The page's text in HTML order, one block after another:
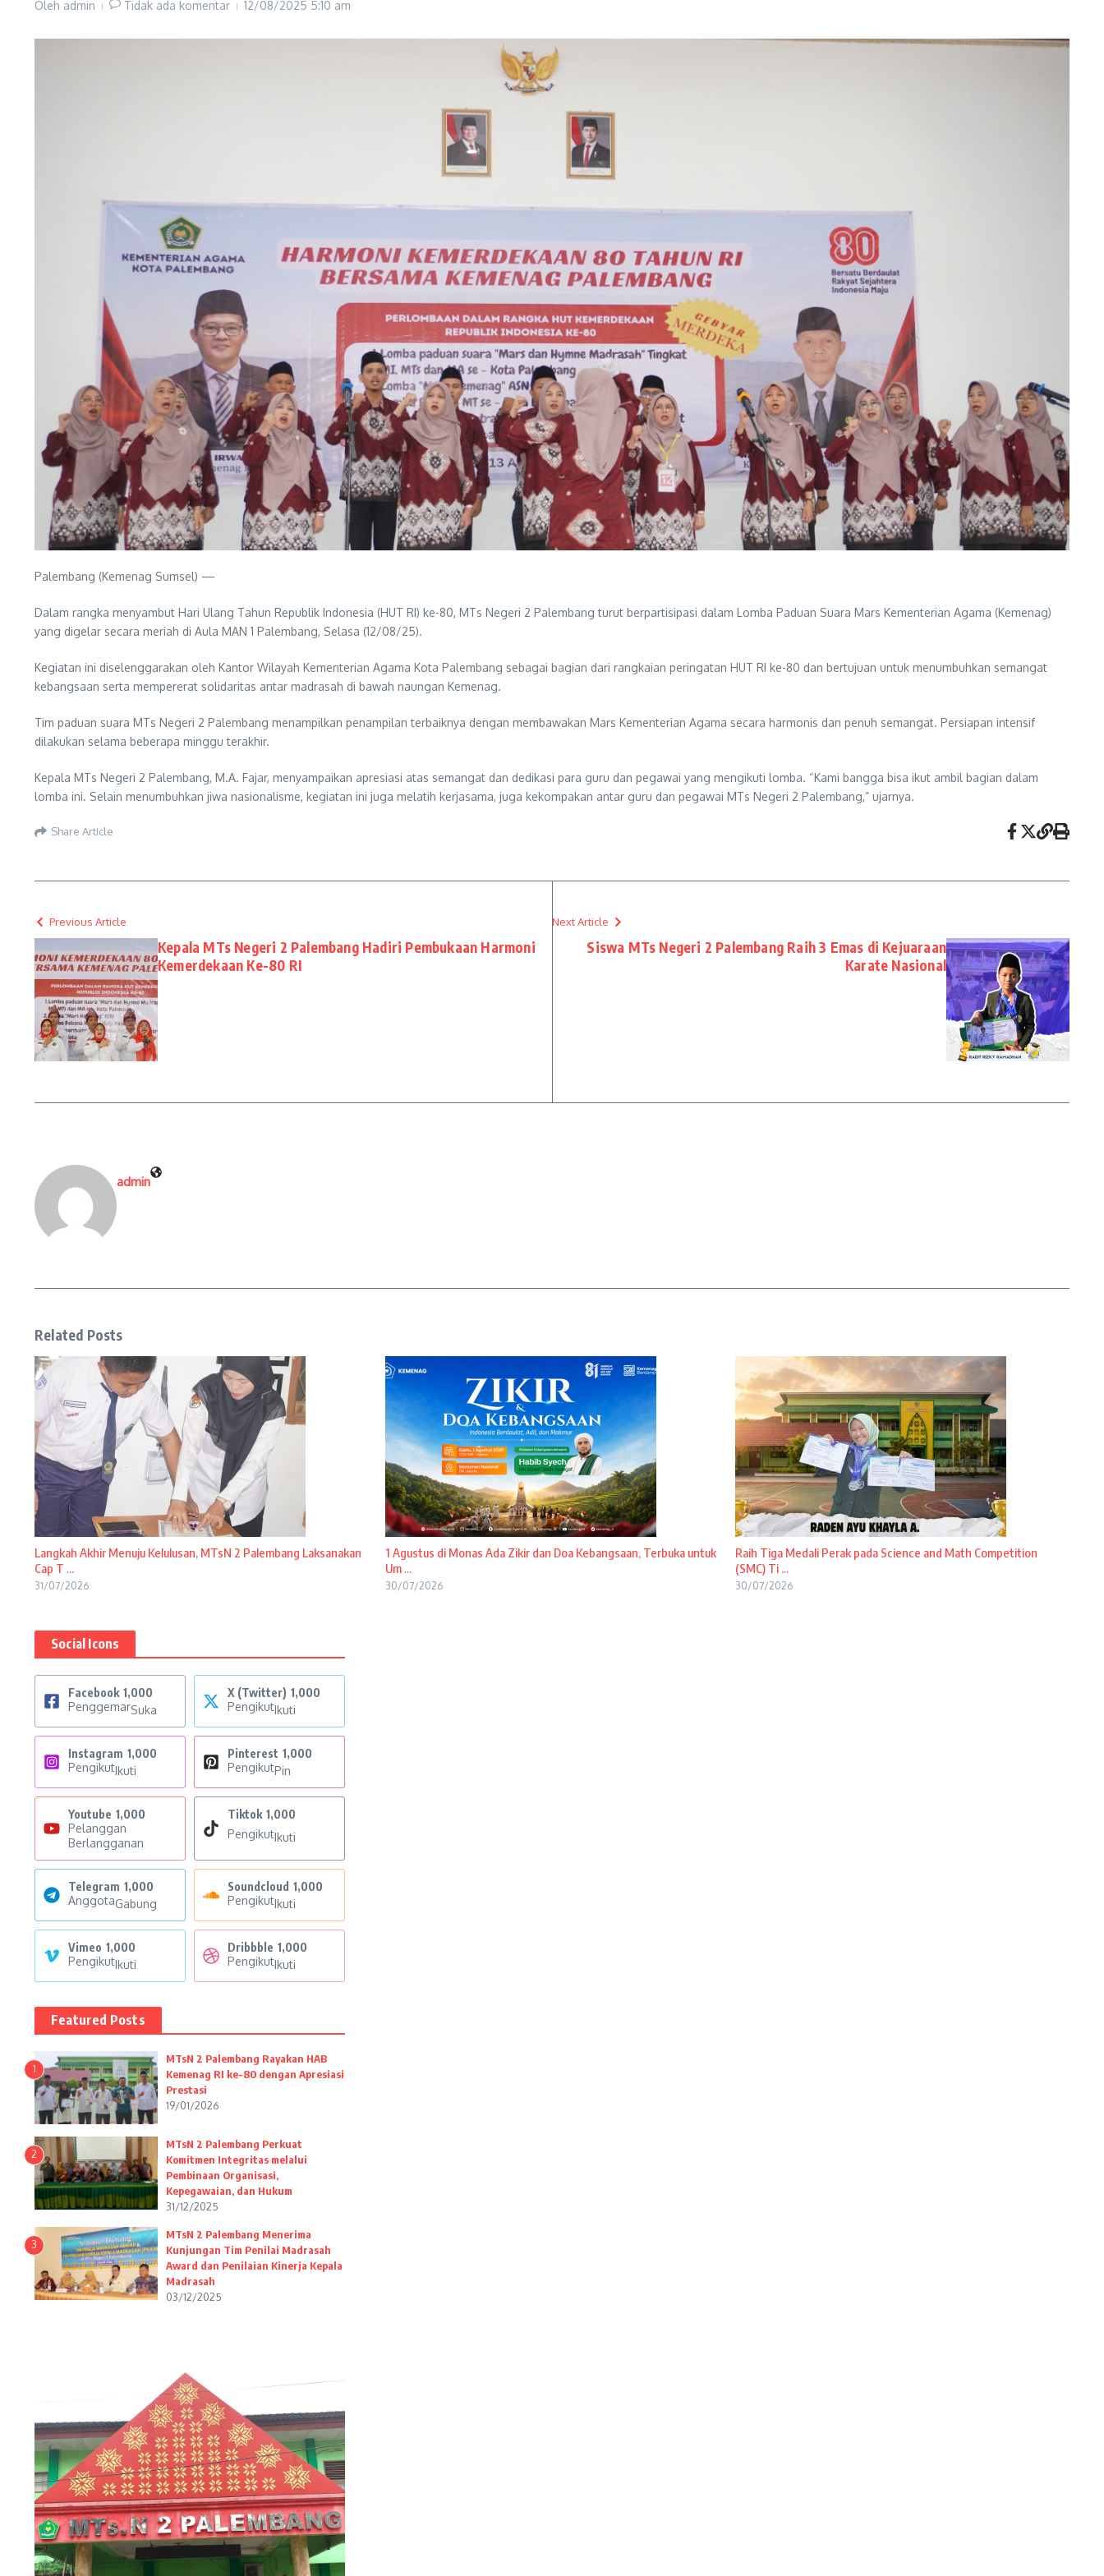
Oleh admin Tidak ada komentar 12/08/2025 5:10 am
Palembang (Kemenag Sumsel) —
Dalam rangka menyambut Hari Ulang Tahun Republik Indonesia (HUT RI) ke-80, MTs Negeri 2 Palembang turut berpartisipasi dalam Lomba Paduan Suara Mars Kementerian Agama (Kemenag)
yang digelar secara meriah di Aula MAN 1 Palembang, Selasa (12/08/25).
Kegiatan ini diselenggarakan oleh Kantor Wilayah Kementerian Agama Kota Palembang sebagai bagian dari rangkaian peringatan HUT RI ke-80 dan bertujuan untuk menumbuhkan semangat
kebangsaan serta mempererat solidaritas antar madrasah di bawah naungan Kemenag.
Tim paduan suara MTs Negeri 2 Palembang menampilkan penampilan terbaiknya dengan membawakan Mars Kementerian Agama secara harmonis dan penuh semangat. Persiapan intensif
dilakukan selama beberapa minggu terakhir.
Kepala MTs Negeri 2 Palembang, M.A. Fajar, menyampaikan apresiasi atas semangat dan dedikasi para guru dan pegawai yang mengikuti lomba. “Kami bangga bisa ikut ambil bagian dalam
lomba ini. Selain menumbuhkan jiwa nasionalisme, kegiatan ini juga melatih kerjasama, juga kekompakan antar guru dan pegawai MTs Negeri 2 Palembang,” ujarnya.
Share Article
Previous Article
Kepala MTs Negeri 2 Palembang Hadiri Pembukaan Harmoni
Kemerdekaan Ke-80 RI
Next Article
Siswa MTs Negeri 2 Palembang Raih 3 Emas di Kejuaraan
Karate Nasional
admin
Related Posts
Langkah Akhir Menuju Kelulusan, MTsN 2 Palembang Laksanakan
Cap T ...
31/07/2026
1 Agustus di Monas Ada Zikir dan Doa Kebangsaan, Terbuka untuk
Um ...
30/07/2026
Raih Tiga Medali Perak pada Science and Math Competition
(SMC) Ti ...
30/07/2026
Social Icons
Facebook 1,000
PenggemarSuka
X (Twitter) 1,000
PengikutIkuti
Instagram 1,000
PengikutIkuti
Pinterest 1,000
PengikutPin
Youtube 1,000
Pelanggan
Berlangganan
Tiktok 1,000
PengikutIkuti
Telegram 1,000
AnggotaGabung
Soundcloud 1,000
PengikutIkuti
Vimeo 1,000
PengikutIkuti
Dribbble 1,000
PengikutIkuti
Featured Posts
1
MTsN 2 Palembang Rayakan HAB
Kemenag RI ke-80 dengan Apresiasi
Prestasi
19/01/2026
2
MTsN 2 Palembang Perkuat
Komitmen Integritas melalui
Pembinaan Organisasi,
Kepegawaian, dan Hukum
31/12/2025
3
MTsN 2 Palembang Menerima
Kunjungan Tim Penilai Madrasah
Award dan Penilaian Kinerja Kepala
Madrasah
03/12/2025